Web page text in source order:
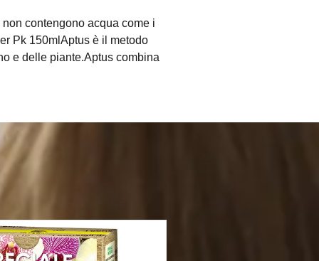
contengono acqua come i
Pk 150mlAptus è il metodo
e delle piante.Aptus combina